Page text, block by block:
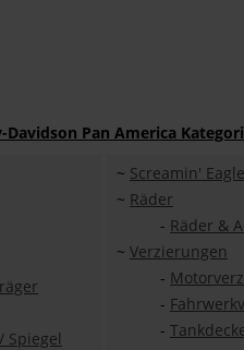
Davidson Pan America
Spiegel
~ Screamin'
~ Räder
- Räder &
~ Verzierungen
-
-
-